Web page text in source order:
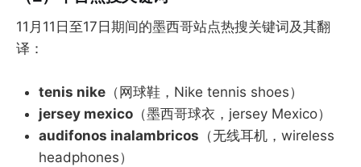
11月11日至17日期间的墨西哥站点热搜关键词及其翻
译：
tenis nike （网球鞋，Nike tennis shoes）
jersey mexico （墨西哥球衣，jersey Mexico）
audifonos inalambricos （无线耳机，wireless
headphones）